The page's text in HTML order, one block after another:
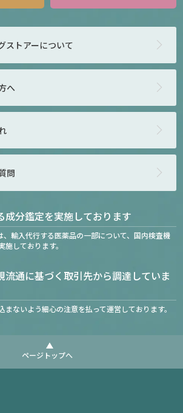
ストアーについて
へ
問
成分鑑定を実施しております
、輸入代行する医薬品の一部について、国内検査機
しております。
流通に基づく取引先から調達していま
ないよう細心の注意を払って運営しております。
ページトップへ